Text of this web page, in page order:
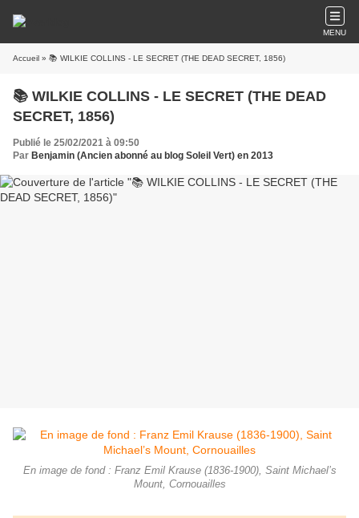
MENU
Accueil » 📚 WILKIE COLLINS - LE SECRET (THE DEAD SECRET, 1856)
📚 WILKIE COLLINS - LE SECRET (THE DEAD
SECRET, 1856)
Publié le 25/02/2021 à 09:50
Par Benjamin (Ancien abonné au blog Soleil Vert) en 2013
En image de fond : Franz Emil Krause (1836-1900), Saint Michael’s
Mount, Cornouailles